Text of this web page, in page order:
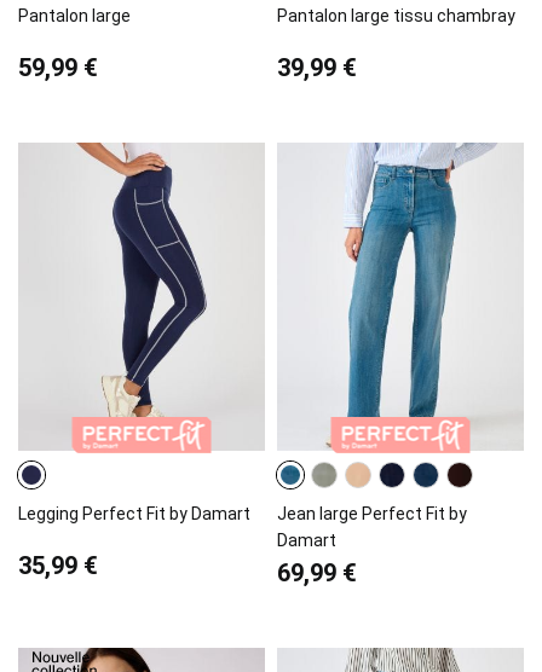
Pantalon large
59,99 €
Pantalon large tissu chambray
39,99 €
Legging Perfect Fit by Damart
35,99 €
Jean large Perfect Fit by
Damart
69,99 €